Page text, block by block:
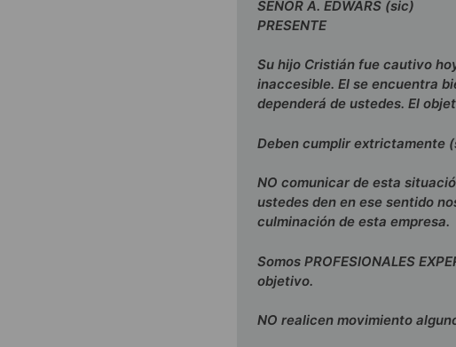
SEÑOR A. EDWARS (sic)
PRESENTE
Su hijo Cristián fue cautivo
inaccesible. El se encuentra
dependerá de ustedes. El
Deben cumplir extrictamente
NO comunicar de esta
ustedes den en ese sentido
culminación de esta empresa.
Somos PROFESIONALES
objetivo.
NO realicen movimiento